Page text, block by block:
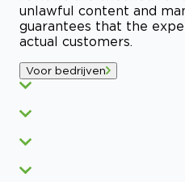
unlawful content and
guarantees that the
actual customers.
Voor bedrijven